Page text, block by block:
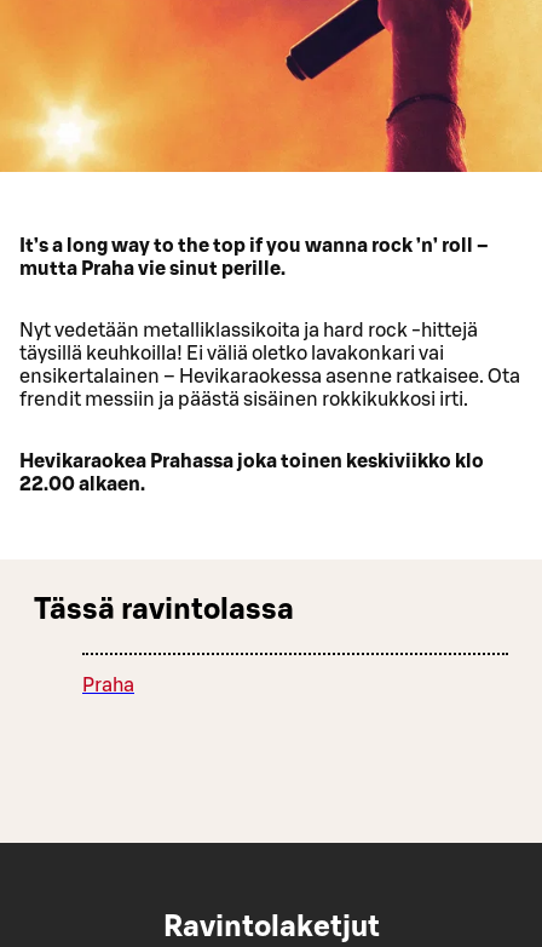
It’s a long way to the top if you wanna rock ’n’ roll –
mutta Praha vie sinut perille.
Nyt vedetään metalliklassikoita ja hard rock -hittejä
täysillä keuhkoilla! Ei väliä oletko lavakonkari vai
ensikertalainen – Hevikaraokessa asenne ratkaisee. Ota
frendit messiin ja päästä sisäinen rokkikukkosi irti.
Hevikaraokea Prahassa joka toinen keskiviikko klo
22.00 alkaen.
Tässä ravintolassa
Praha
Ravintolaketjut